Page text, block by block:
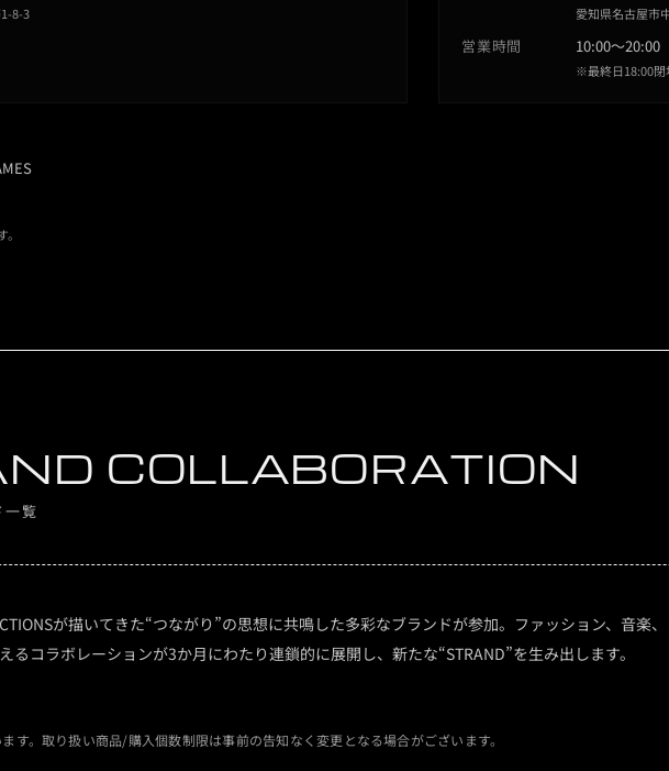
8-3 愛知県名古屋市
営業時間 10:00〜20:00
※最終日18:00閉
COLLABORATION
一覧
が描いてきた“つながり”の思想に共鳴した多彩なブランドが参加。ファッション、音楽
コラボレーションが3か月にわたり連鎖的に展開し、新たな“STRAND”を生み出します。
。取り扱い商品/購入個数制限は事前の告知なく変更となる場合がございます。